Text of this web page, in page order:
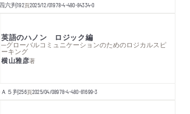
四六判192頁2025/12/01978-4-480-84334-0
英語のハノン ロジック編
─グローバルコミュニケーションのためのロジカルスピ
ーキング
横山雅彦著
Ａ５判256頁2025/04/08978-4-480-81699-3